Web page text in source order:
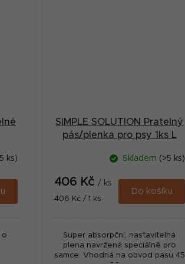
ks)
o
SIMPLE SOLUTION Pratelný
pás/plenka pro psy 1ks L
Skladem (>5 ks)
406 Kč / ks
Měrná
406 Kč / 1 ks
Do košíku
Super absorpční, nastavitelná
plena navržená speciálně pro
samce. Vhodná na obvod pasu 45